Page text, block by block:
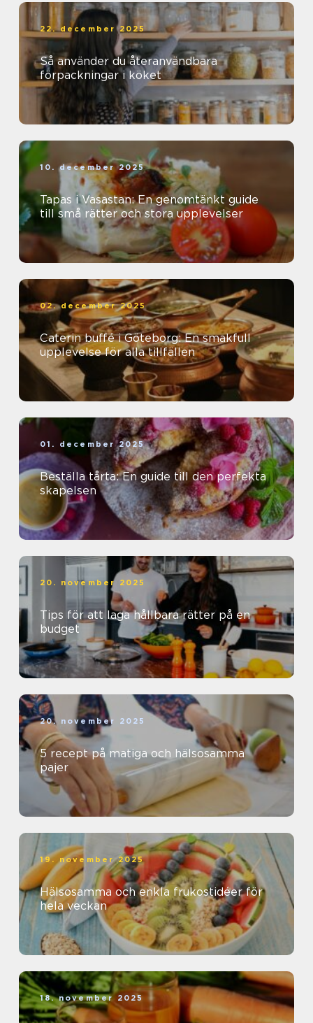
22. december 2025
Så använder du återanvändbara
förpackningar i köket
10. december 2025
Tapas i Vasastan: En genomtänkt guide
till små rätter och stora upplevelser
02. december 2025
Caterin buffé i Göteborg: En smakfull
upplevelse för alla tillfällen
01. december 2025
Beställa tårta: En guide till den perfekta
skapelsen
20. november 2025
Tips för att laga hållbara rätter på en
budget
20. november 2025
5 recept på matiga och hälsosamma
pajer
19. november 2025
Hälsosamma och enkla frukostidéer för
hela veckan
18. november 2025